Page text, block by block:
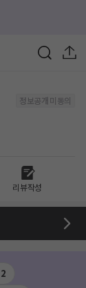
정보공개 미동의
리뷰작성
2